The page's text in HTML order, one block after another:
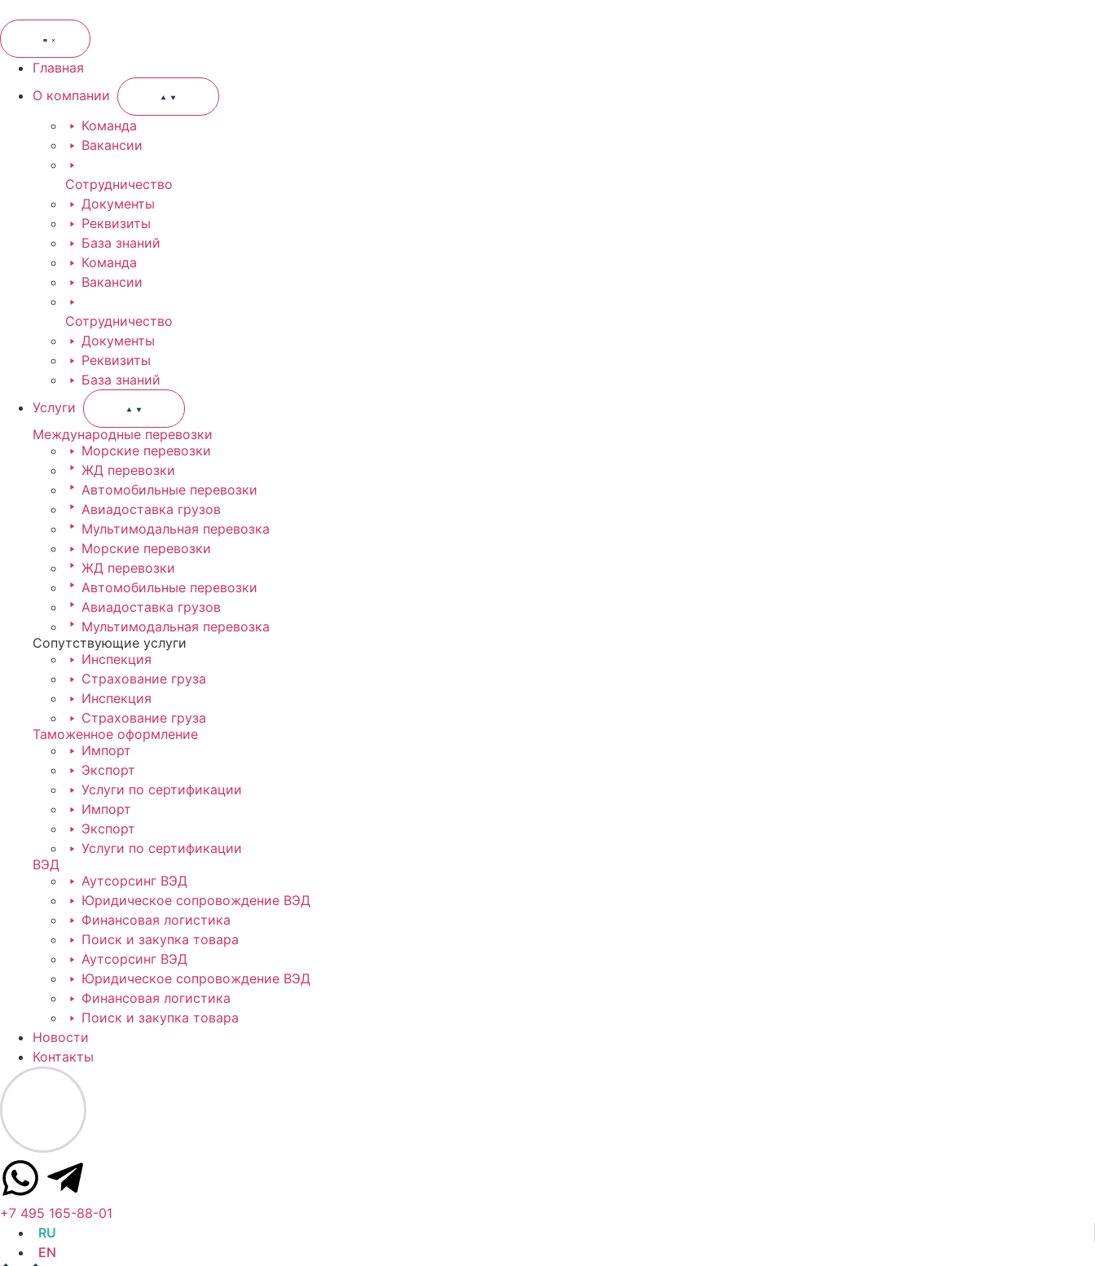
Главная
О компании
Команда
Вакансии
Сотрудничество
Документы
Реквизиты
База знаний
Команда
Вакансии
Сотрудничество
Документы
Реквизиты
База знаний
Услуги
Международные перевозки
Морские перевозки
ЖД перевозки
Автомобильные перевозки
Авиадоставка грузов
Мультимодальная перевозка
Морские перевозки
ЖД перевозки
Автомобильные перевозки
Авиадоставка грузов
Мультимодальная перевозка
Сопутствующие услуги
Инспекция
Страхование груза
Инспекция
Страхование груза
Таможенное оформление
Импорт
Экспорт
Услуги по сертификации
Импорт
Экспорт
Услуги по сертификации
ВЭД
Аутсорсинг ВЭД
Юридическое сопровождение ВЭД
Финансовая логистика
Поиск и закупка товара
Аутсорсинг ВЭД
Юридическое сопровождение ВЭД
Финансовая логистика
Поиск и закупка товара
Новости
Контакты
+7 495 165-88-01
RU
EN